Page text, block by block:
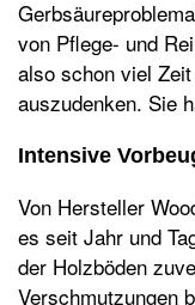
von Pflege- und
also schon viel
auszudenken. Sie
Intensive
Von Hersteller
es seit Jahr und
der Holzböden
Verschmutzungen